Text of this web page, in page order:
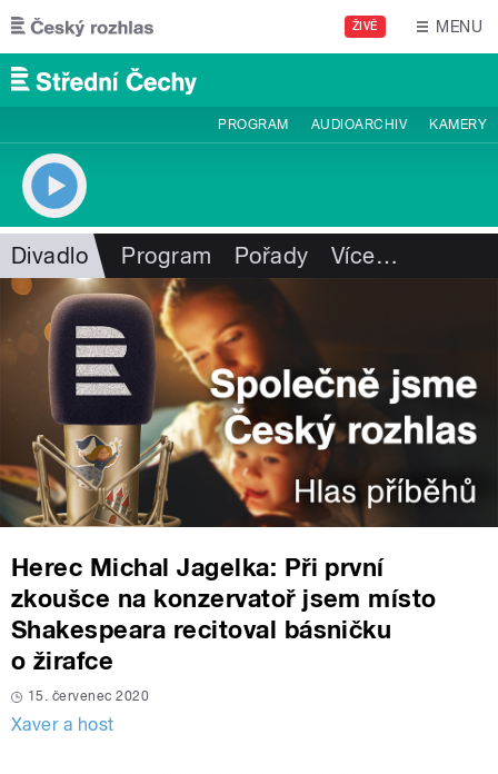
Přejít k hlavnímu obsahu
ŽIVĚ MENU
PROGRAM AUDIOARCHIV KAMERY
Divadlo Program Pořady Více…
Herec Michal Jagelka: Při první
zkoušce na konzervatoř jsem místo
Shakespeara recitoval básničku
o žirafce
15. červenec 2020
Xaver a host